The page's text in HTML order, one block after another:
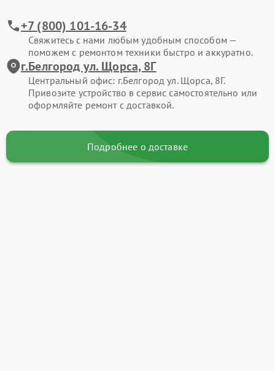
+7 (800) 101-16-34
Свяжитесь с нами любым удобным способом —
поможем с ремонтом техники быстро и аккуратно.
г.Белгород ул. Щорса, 8Г
Центральный офис: г.Белгород ул. Щорса, 8Г.
Привозите устройство в сервис самостоятельно или
оформляйте ремонт с доставкой.
Подробнее о доставке